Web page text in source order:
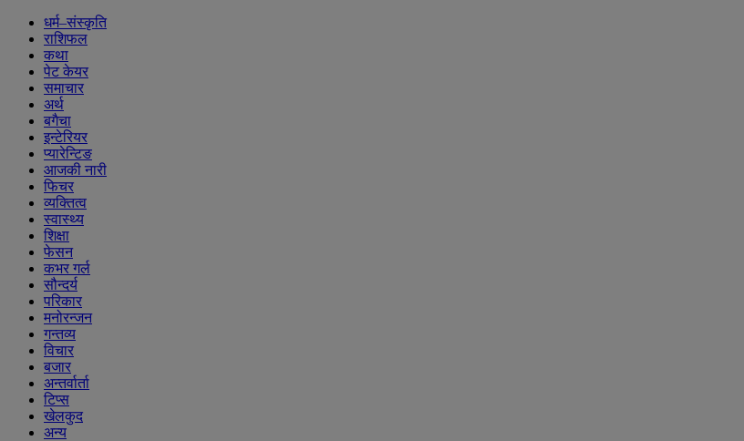
धर्म–संस्कृति
राशिफल
कथा
पेट केयर
समाचार
अर्थ
बगैचा
इन्टेरियर
प्यारेन्टिङ
आजकी नारी
फिचर
व्यक्तित्व
स्वास्थ्य
शिक्षा
फेसन
कभर गर्ल
सौन्दर्य
परिकार
मनोरन्जन
गन्तव्य
विचार
बजार
अन्तर्वार्ता
टिप्स
खेलकुद
अन्य